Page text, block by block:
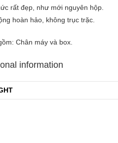
rất đẹp, như mới nguyên hộp.
hoàn hảo, không trục trặc.
Chân máy và box.
information